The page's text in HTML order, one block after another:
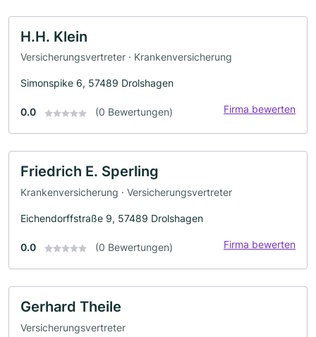
H.H. Klein
Versicherungsvertreter · Krankenversicherung
Simonspike 6, 57489 Drolshagen
0.0 (0 Bewertungen) Firma bewerten
Friedrich E. Sperling
Krankenversicherung · Versicherungsvertreter
Eichendorffstraße 9, 57489 Drolshagen
0.0 (0 Bewertungen) Firma bewerten
Gerhard Theile
Versicherungsvertreter